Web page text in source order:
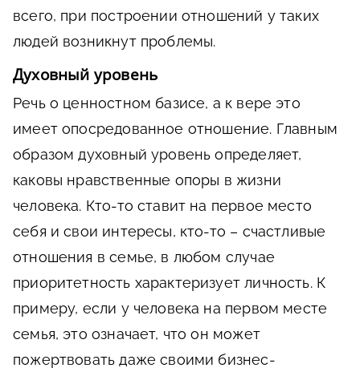
всего, при построении отношений у таких
людей возникнут проблемы.
Духовный уровень
Речь о ценностном базисе, а к вере это
имеет опосредованное отношение. Главным
образом духовный уровень определяет,
каковы нравственные опоры в жизни
человека. Кто-то ставит на первое место
себя и свои интересы, кто-то – счастливые
отношения в семье, в любом случае
приоритетность характеризует личность. К
примеру, если у человека на первом месте
семья, это означает, что он может
пожертвовать даже своими бизнес-